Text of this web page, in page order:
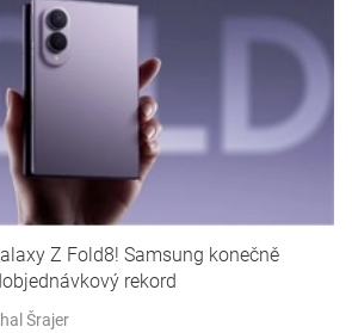
Z Fold8! Samsung konečně
rekord
Šrajer